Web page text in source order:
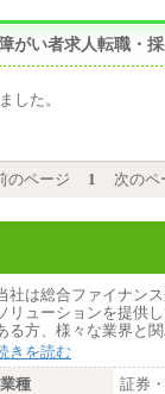
がい者求人転職・
した。
のページ 1 次のペ
社は総合ファイナン
リューションを提供
る方、様々な業界と
きを読む
業種
証券